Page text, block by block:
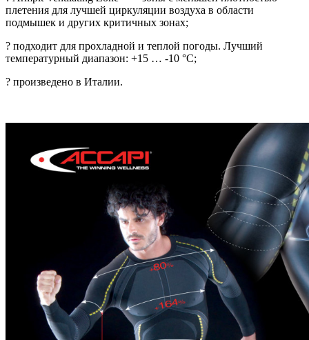
плетения для лучшей циркуляции воздуха в области
подмышек и других критичных зонах;
? подходит для прохладной и теплой погоды. Лучший
температурный диапазон: +15 … -10 °C;
? произведено в Италии.